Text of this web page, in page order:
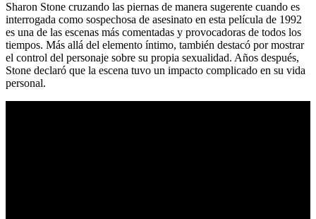
Sharon Stone cruzando las piernas de manera sugerente cuando es
interrogada como sospechosa de asesinato en esta película de 1992
es una de las escenas más comentadas y provocadoras de todos los
tiempos. Más allá del elemento íntimo, también destacó por mostrar
el control del personaje sobre su propia sexualidad. Años después,
Stone declaró que la escena tuvo un impacto complicado en su vida
personal.